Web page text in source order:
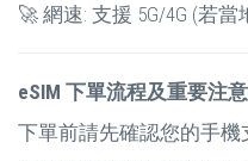
🚀 網速: 支援 5G/4G (若
eSIM 下單流程及重要注意
下單前請先確認您的手機